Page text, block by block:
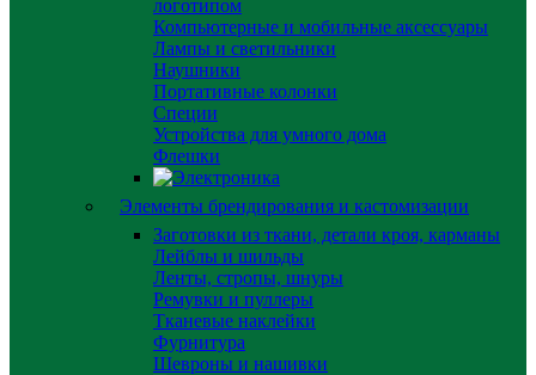
логотипом
Компьютерные и мобильные аксессуары
Лампы и светильники
Наушники
Портативные колонки
Специи
Устройства для умного дома
Флешки
Элементы брендирования и кастомизации
Заготовки из ткани, детали кроя, карманы
Лейблы и шильды
Ленты, стропы, шнуры
Ремувки и пуллеры
Тканевые наклейки
Фурнитура
Шевроны и нашивки